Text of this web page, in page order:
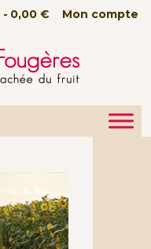
Mon compte
0,00 €